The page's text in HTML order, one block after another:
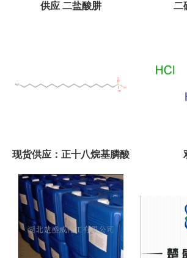
供应 二盐酸肼 二
现货供应：正十八烷基膦酸